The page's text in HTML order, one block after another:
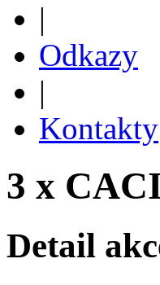
|
Odkazy
|
Kontakty
3 x
Detail